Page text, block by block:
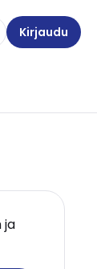
Kirjaudu
ja